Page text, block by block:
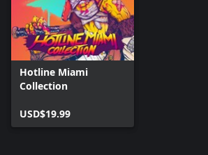
Hotline Miami
Collection
USD$19.99